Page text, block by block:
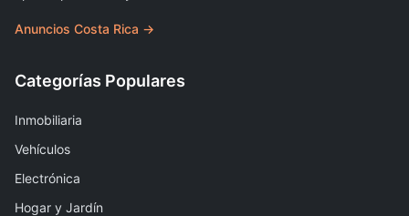
Anuncios Costa Rica →
Categorías Populares
Inmobiliaria
Vehículos
Electrónica
Hogar y Jardín